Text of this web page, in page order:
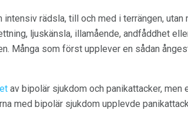
rädsla, till och med i terrängen, utan
ljuskänsla, illamående, andfåddhet
Många som först upplever en sådan
av bipolär sjukdom och panikattacker, men
med bipolär sjukdom upplevde